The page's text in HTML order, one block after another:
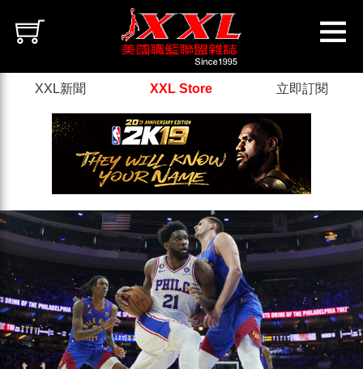
XXL新聞 XXL Store 立即訂閱